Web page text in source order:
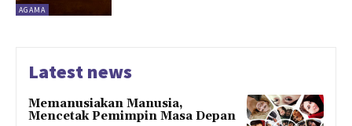
AGAMA
Latest news
Memanusiakan Manusia,
Mencetak Pemimpin Masa Depan